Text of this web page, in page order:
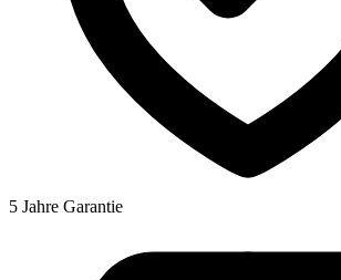
5 Jahre Garantie